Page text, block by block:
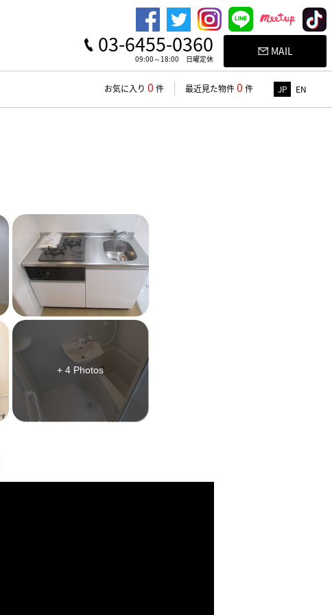
03-6455-0360
09:00～18:00 日曜定休
MAIL
お気に入り 0 件 最近見た物件0 件 JP EN
+ 4 Photos